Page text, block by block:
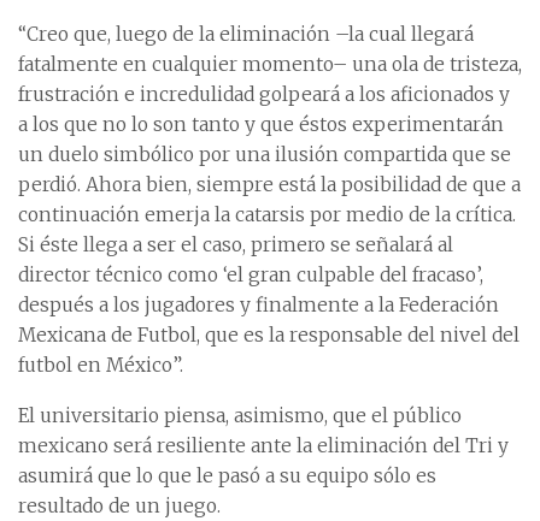
“Creo que, luego de la eliminación –la cual llegará
fatalmente en cualquier momento– una ola de tristeza,
frustración e incredulidad golpeará a los aficionados y
a los que no lo son tanto y que éstos experimentarán
un duelo simbólico por una ilusión compartida que se
perdió. Ahora bien, siempre está la posibilidad de que a
continuación emerja la catarsis por medio de la crítica.
Si éste llega a ser el caso, primero se señalará al
director técnico como ‘el gran culpable del fracaso’,
después a los jugadores y finalmente a la Federación
Mexicana de Futbol, que es la responsable del nivel del
futbol en México”.
El universitario piensa, asimismo, que el público
mexicano será resiliente ante la eliminación del Tri y
asumirá que lo que le pasó a su equipo sólo es
resultado de un juego.